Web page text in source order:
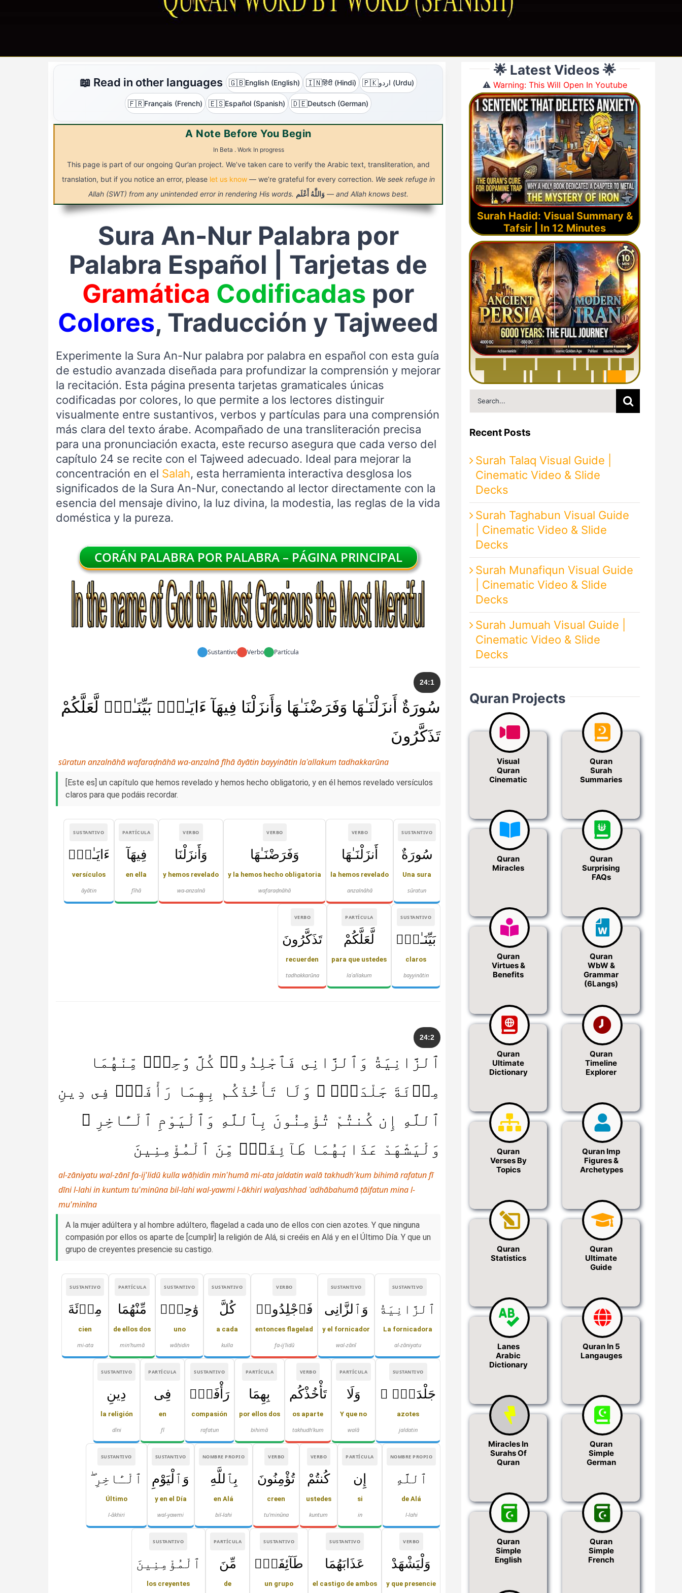
📖 Read in other languages 🇬🇧English (English) 🇮🇳हिंदी (Hindi) 🇵🇰 اردو (Urdu)
🇫🇷Français (French) 🇪🇸Español (Spanish) 🇩🇪Deutsch (German)
A Note Before You Begin
In Beta . Work In progress
This page is part of our ongoing Qur’an project. We’ve taken care to verify the Arabic text, transliteration, and
translation, but if you notice an error, please let us know — we’re grateful for every correction. We seek refuge in
Allah (SWT) from any unintended error in rendering His words.
وَاللَّهُ أَعْلَم — and Allah knows best.
Sura An-Nur Palabra por
Palabra Español | Tarjetas de
Gramática Codificadas por
Colores, Traducción y Tajweed
Experimente la Sura An-Nur palabra por palabra en español con esta guía
de estudio avanzada diseñada para profundizar la comprensión y mejorar
la recitación. Esta página presenta tarjetas gramaticales únicas
codificadas por colores, lo que permite a los lectores distinguir
visualmente entre sustantivos, verbos y partículas para una comprensión
más clara del texto árabe. Acompañado de una transliteración precisa
para una pronunciación exacta, este recurso asegura que cada verso del
capítulo 24 se recite con el Tajweed adecuado. Ideal para mejorar la
concentración en el Salah, esta herramienta interactiva desglosa los
significados de la Sura An-Nur, conectando al lector directamente con la
esencia del mensaje divino, la luz divina, la modestia, las reglas de la vida
doméstica y la pureza.
CORÁN PALABRA POR PALABRA – PÁGINA PRINCIPAL
Sustantivo Verbo Partícula
24:1
سُورَةٌ أَنزَلْنَـٰهَا وَفَرَضْنَـٰهَا وَأَنزَلْنَا فِيهَآ ءَايَـٰتٍۭ بَيِّنَـٰتٍۢ لَّعَلَّكُمْ
تَذَكَّرُونَ
sūratun anzalnāhā wafaraḍnāhā wa-anzalnā fīhā āyātin bayyinātin laʿallakum tadhakkarūna
[Este es] un capítulo que hemos revelado y hemos hecho obligatorio, y en él hemos revelado versículos
claros para que podáis recordar.
SUSTANTIVO
سُورَةٌ
Una sura
sūratun
VERBO
أَنزَلْنَـٰهَا
la hemos revelado
anzalnāhā
VERBO
وَفَرَضْنَـٰهَا
y la hemos hecho obligatoria
wafaraḍnāhā
VERBO
وَأَنزَلْنَا
y hemos revelado
wa-anzalnā
PARTÍCULA
فِيهَآ
en ella
fīhā
SUSTANTIVO
ءَايَـٰتٍۭ
versículos
āyātin
SUSTANTIVO
بَيِّنَـٰتٍۭ
claros
bayyinātin
PARTÍCULA
لَّعَلَّكُمْ
para que ustedes
laʿallakum
VERBO
تَذَكَّرُونَ
recuerden
tadhakkarūna
24:2
ٱلزَّانِيَةُ وَٱلزَّانِى فَٱجْلِدُوا۟ كُلَّ وَٰحِدٍۢ مِّنْهُمَا
مِا۟ئَةَ جَلْدَةٍۢ ۖ وَلَا تَأْخُذْكُم بِهِمَا رَأْفَةٌۭ فِى دِينِ
ٱللَّهِ إِن كُنتُمْ تُؤْمِنُونَ بِٱللَّهِ وَٱلْيَوْمِ ٱلْـَٔاخِرِ ۖ
وَلْيَشْهَدْ عَذَابَهُمَا طَآئِفَةٌۭ مِّنَ ٱلْمُؤْمِنِينَ
al-zāniyatu wal-zānī fa-ij'lidū kulla wāḥidin min'humā mi-ata jaldatin walā takhudh'kum bihimā rafatun fī
dīni l-lahi in kuntum tu'minūna bil-lahi wal-yawmi l-ākhiri walyashhad ʿadhābahumā ṭāifatun mina l-
mu'minīna
A la mujer adúltera y al hombre adúltero, flagelad a cada uno de ellos con cien azotes. Y que ninguna
compasión por ellos os aparte de [cumplir] la religión de Alá, si creéis en Alá y en el Último Día. Y que un
grupo de creyentes presencie su castigo.
SUSTANTIVO
ٱلزَّانِيَةُ
La fornicadora
al-zāniyatu
SUSTANTIVO
وَٱلزَّانِى
y el fornicador
wal-zānī
VERBO
فَٱجْلِدُوا۟
entonces flagelad
fa-ij'lidū
SUSTANTIVO
كُلَّ
a cada
kulla
SUSTANTIVO
وَٰحِدٍۢ
uno
wāḥidin
PARTÍCULA
مِّنْهُمَا
de ellos dos
min'humā
SUSTANTIVO
مِا۟ئَةَ
cien
mi-ata
SUSTANTIVO
جَلْدَةٍۢ ۖ
azotes
jaldatin
PARTÍCULA
وَلَا
Y que no
walā
VERBO
تَأْخُذْكُم
os aparte
takhudh'kum
PARTÍCULA
بِهِمَا
por ellos dos
bihimā
SUSTANTIVO
رَأْفَةٌۭ
compasión
rafatun
PARTÍCULA
فِى
en
fī
SUSTANTIVO
دِينِ
la religión
dīni
NOMBRE PROPIO
ٱللَّهِ
de Alá
l-lahi
PARTÍCULA
إِن
si
in
VERBO
كُنتُمْ
ustedes
kuntum
VERBO
تُؤْمِنُونَ
creen
tu'minūna
NOMBRE PROPIO
بِٱللَّهِ
en Alá
bil-lahi
SUSTANTIVO
وَٱلْيَوْمِ
y en el Día
wal-yawmi
SUSTANTIVO
ٱلْـَٔاخِرِ ۖ
Último
l-ākhiri
VERBO
وَلْيَشْهَدْ
y que presencie
SUSTANTIVO
عَذَابَهُمَا
el castigo de ambos
SUSTANTIVO
طَآئِفَةٌۭ
un grupo
PARTÍCULA
مِّنَ
de
SUSTANTIVO
ٱلْمُؤْمِنِينَ
los creyentes
🌟 Latest Videos 🌟
⚠️Warning: This Will Open In Youtube
Surah Hadid: Visual Summary &
Tafsir | In 12 Minutes
Search
for:
Recent Posts
Surah Talaq Visual Guide |
Cinematic Video & Slide
Decks
Surah Taghabun Visual Guide
| Cinematic Video & Slide
Decks
Surah Munafiqun Visual Guide
| Cinematic Video & Slide
Decks
Surah Jumuah Visual Guide |
Cinematic Video & Slide
Decks
Quran Projects
Visual
Quran
Cinematic
Quran
Surah
Summaries
Quran
Miracles
Quran
Surprising
FAQs
Quran
Virtues &
Benefits
Quran
WbW &
Grammar
(6Langs)
Quran
Ultimate
Dictionary
Quran
Timeline
Explorer
Quran
Verses By
Topics
Quran Imp
Figures &
Archetypes
Quran
Statistics
Quran
Ultimate
Guide
Lanes
Arabic
Dictionary
Quran In 5
Langauges
Miracles In
Surahs Of
Quran
Quran
Simple
German
Quran
Simple
English
Quran
Simple
French